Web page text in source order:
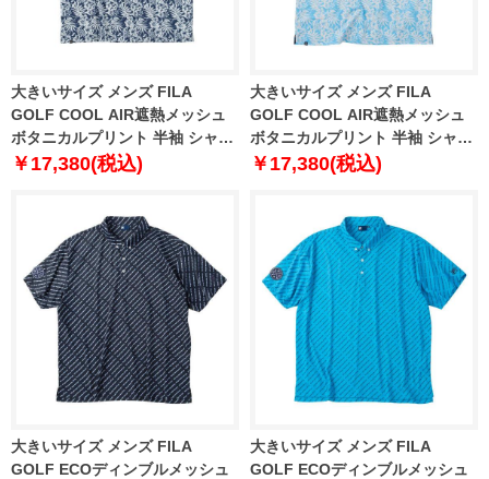
大きいサイズ メンズ FILA
GOLF COOL AIR遮熱メッシュ
ボタニカルプリント 半袖 シャツ
ネイビー 1278-5223-1 3L 4L 5L
￥17,380(税込)
大きいサイズ メンズ FILA
GOLF COOL AIR遮熱メッシュ
ボタニカルプリント 半袖 シャツ
サックス 1278-5223-2 3L 4L 5L
￥17,380(税込)
大きいサイズ メンズ FILA
GOLF ECOディンブルメッシュ
大きいサイズ メンズ FILA
GOLF ECOディンブルメッシュ